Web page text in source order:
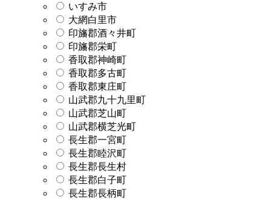
いすみ市
大網白里市
印旛郡酒々井町
印旛郡栄町
香取郡神崎町
香取郡多古町
香取郡東庄町
山武郡九十九里町
山武郡芝山町
山武郡横芝光町
長生郡一宮町
長生郡睦沢町
長生郡長生村
長生郡白子町
長生郡長柄町